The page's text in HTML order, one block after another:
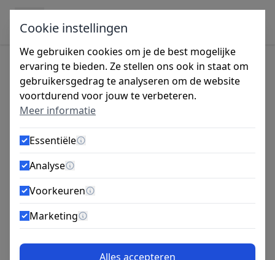
Ga naar de inhoud
Tijdens de vakantieperiode zijn wij gesloten
van 27 juli tot 14 augustus. Bestellingen
worden vanaf maandag 10 augustus
verzonden.
Schroeven versus bouten:
wat gebruik je wanneer?
7 okt 2025
Cookie instellingen
We gebruiken cookies om je de best mogelijke
ervaring te bieden. Ze stellen ons ook in staat om
gebruikersgedrag te analyseren om de website
voortdurend voor jouw te verbeteren.
Meer informatie
Essentiële
Analyse
Voorkeuren
Marketing
Alles accepteren